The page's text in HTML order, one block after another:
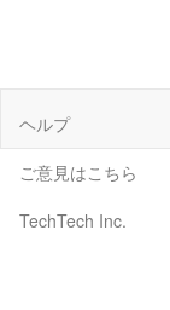
ヘルプ
ご意見はこちら
TechTech Inc.